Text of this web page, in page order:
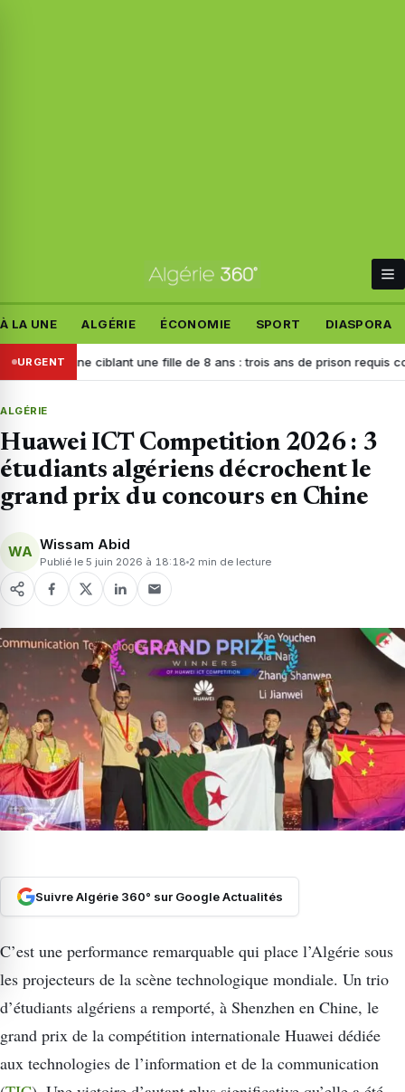
À LA UNE ALGÉRIE ÉCONOMIE SPORT DIASPORA
URGENT
ciblant une fille de 8 ans : trois ans de prison requis contre
ALGÉRIE
Huawei ICT Competition 2026 : 3
étudiants algériens décrochent le
grand prix du concours en Chine
WA Wissam Abid
Publié le 5 juin 2026 à 18:18 2 min de lecture
Suivre Algérie 360° sur Google Actualités
C’est une performance remarquable qui place l’Algérie sous
les projecteurs de la scène technologique mondiale. Un trio
d’étudiants algériens a remporté, à Shenzhen en Chine, le
grand prix de la compétition internationale Huawei dédiée
aux technologies de l’information et de la communication